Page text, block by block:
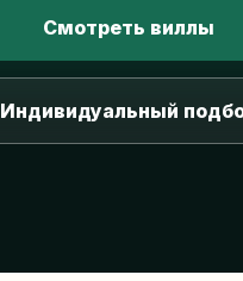
Смотреть виллы
Индивидуальный